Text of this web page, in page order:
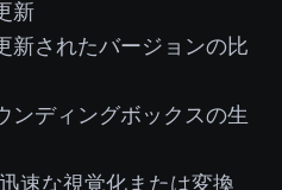
新
新されたバージョンの比
ンディングボックスの生
速な視覚化または変換